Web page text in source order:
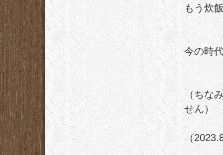
もう炊
今の時
（ちな
せん）
（